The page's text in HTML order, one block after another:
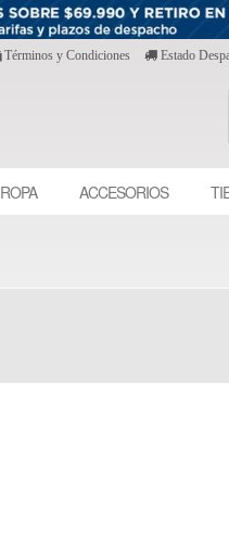
Términos y Condiciones Estado
ROPA ACCESORIOS